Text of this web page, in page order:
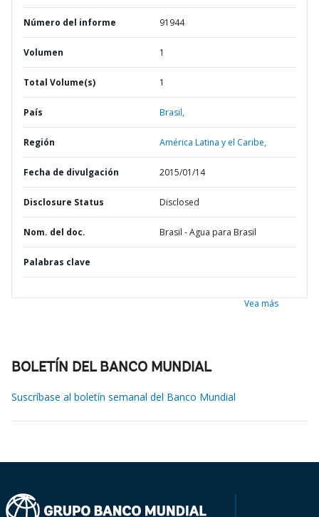
Número del informe 91944
Volumen 1
Total Volume(s) 1
País Brasil,
Región América Latina y el Caribe,
Fecha de divulgación 2015/01/14
Disclosure Status Disclosed
Nom. del doc. Brasil - Agua para Brasil
Palabras clave
Vea más
BOLETÍN DEL BANCO MUNDIAL
Suscríbase al boletín semanal del Banco Mundial